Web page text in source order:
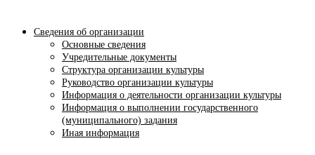
Сведения об организации
Основные сведения
Учредительные документы
Структура организации культуры
Руководство организации культуры
Информация о деятельности организации культуры
Информация о выполнении государственного
(муниципального) задания
Иная информация